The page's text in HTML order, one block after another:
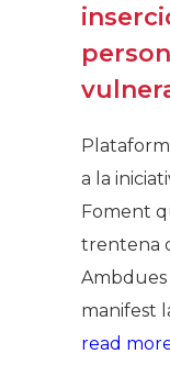
a la
Foment
trentena
manifest
read